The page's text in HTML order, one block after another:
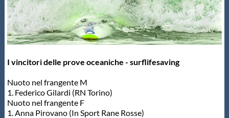
I vincitori delle prove oceaniche - surflifesaving
Nuoto nel frangente M
1. Federico Gilardi (RN Torino)
Nuoto nel frangente F
1. Anna Pirovano (In Sport Rane Rosse)